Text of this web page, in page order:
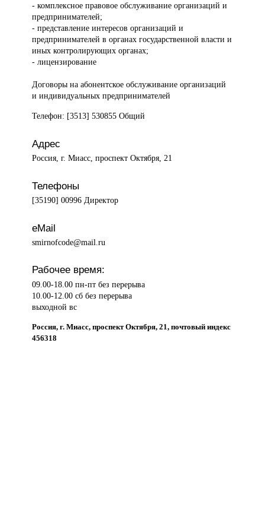
- комплексное правовое обслуживание организаций и
предпринимателей;
- представление интересов организаций и
предпринимателей в органах государственной власти и
иных контролирующих органах;
- лицензирование
Договоры на абонентское обслуживание организаций
и индивидуальных предпринимателей
Телефон: [3513] 530855 Общий
Адрес
Россия, г. Миасс, проспект Октября, 21
Телефоны
[35190] 00996 Директор
eMail
smirnofcode@mail.ru
Рабочее время:
09.00-18.00 пн-пт без перерыва
10.00-12.00 сб без перерыва
выходной вс
Россия, г. Миасс, проспект Октября, 21, почтовый индекс
456318